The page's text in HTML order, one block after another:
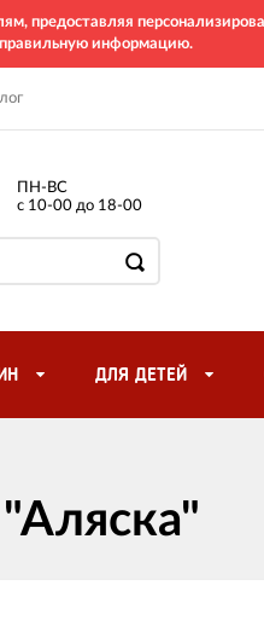
предоставляя
правильную информацию.
ПН-ВС
с 10-00 до 18-00
ДЛЯ ДЕТЕЙ